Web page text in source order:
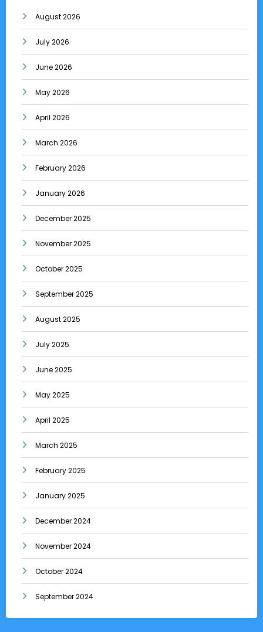
August 2026
July 2026
June 2026
May 2026
April 2026
March 2026
February 2026
January 2026
December 2025
November 2025
October 2025
September 2025
August 2025
July 2025
June 2025
May 2025
April 2025
March 2025
February 2025
January 2025
December 2024
November 2024
October 2024
September 2024